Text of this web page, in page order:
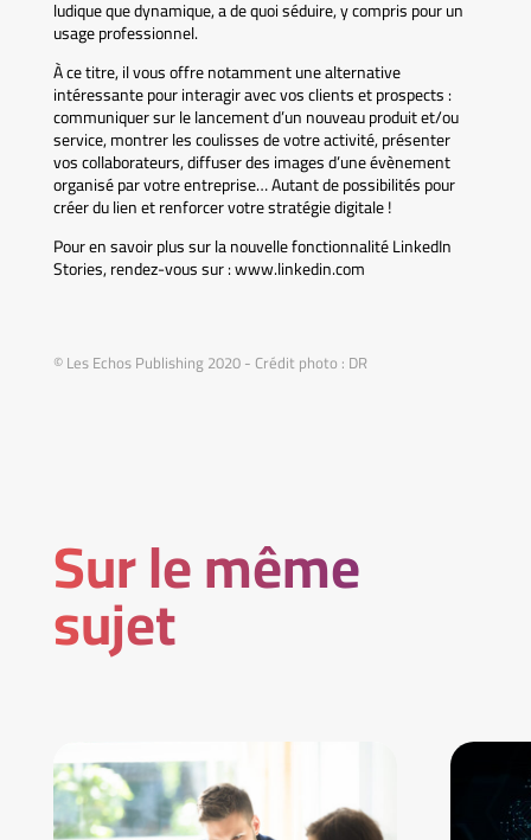
ludique que dynamique, a de quoi séduire, y compris pour un
usage professionnel.
À ce titre, il vous offre notamment une alternative
intéressante pour interagir avec vos clients et prospects :
communiquer sur le lancement d’un nouveau produit et/ou
service, montrer les coulisses de votre activité, présenter
vos collaborateurs, diffuser des images d’une évènement
organisé par votre entreprise… Autant de possibilités pour
créer du lien et renforcer votre stratégie digitale !
Pour en savoir plus sur la nouvelle fonctionnalité LinkedIn
Stories, rendez-vous sur : www.linkedin.com
© Les Echos Publishing 2020 - Crédit photo : DR
Sur le même
sujet